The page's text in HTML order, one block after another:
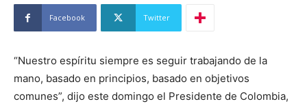
Facebook Twitter
“Nuestro espíritu siempre es seguir trabajando de la
mano, basado en principios, basado en objetivos
comunes”, dijo este domingo el Presidente de Colombia,